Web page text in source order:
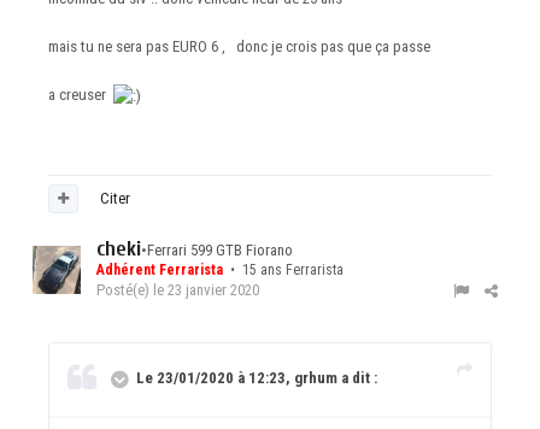
mais tu ne sera pas EURO 6 , donc je crois pas que ça passe
a creuser
Citer
cheki•Ferrari 599 GTB Fiorano
Adhérent Ferrarista • 15 ans Ferrarista
Posté(e) le 23 janvier 2020
Le 23/01/2020 à 12:23, grhum a dit :